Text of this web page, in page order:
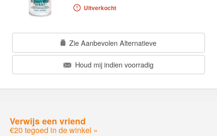
Uitverkocht
Zie Aanbevolen Alternatieve
Houd mij indien voorradig
Verwijs een vriend
€20 tegoed in de winkel »